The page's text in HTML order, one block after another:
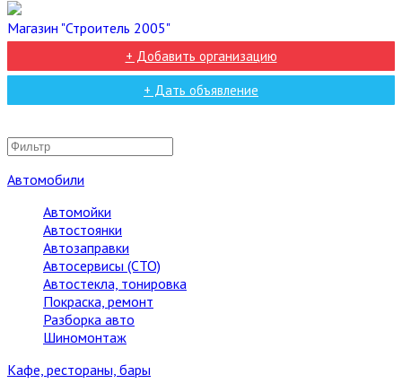
Магазин "Строитель 2005"
+ Добавить организацию
+ Дать объявление
Автомобили
Автомойки
Автостоянки
Автозаправки
Автосервисы (СТО)
Автостекла, тонировка
Покраска, ремонт
Разборка авто
Шиномонтаж
Кафе, рестораны, бары